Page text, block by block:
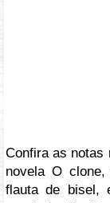
Confira as
novela O
flauta de bisel,